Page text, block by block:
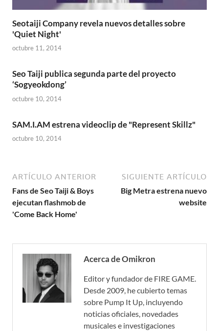
Seotaiji Company revela nuevos detalles sobre
'Quiet Night'
octubre 11, 2014
Seo Taiji publica segunda parte del proyecto
‘Sogyeokdong’
octubre 10, 2014
SAM.I.AM estrena videoclip de "Represent Skillz"
octubre 10, 2014
ARTÍCULO ANTERIOR
Fans de Seo Taiji & Boys
ejecutan flashmob de
'Come Back Home'
SIGUIENTE ARTÍCULO
Big Metra estrena nuevo
website
Acerca de Omikron
Editor y fundador de FIRE GAME.
Desde 2009, he cubierto temas
sobre Pump It Up, incluyendo
noticias oficiales, novedades
musicales e investigaciones